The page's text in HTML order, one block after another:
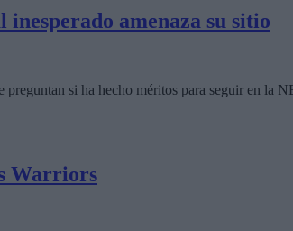
amenaza su sitio
si ha hecho méritos para seguir en la
Warriors